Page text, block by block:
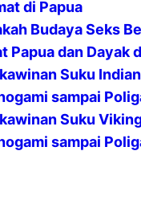
di Papua
Budaya Seks
Papua dan Dayak
Suku
sampai
Suku
sampai